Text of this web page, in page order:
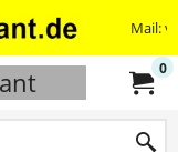
Mail:
0